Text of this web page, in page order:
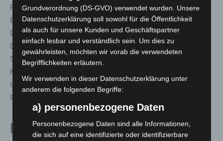
Rahmen des Projekts UPPER sowie durch das
Bundesministerium für Verkehr im Programm
Digitalisierung kommunaler Verkehrssysteme gefördert.
Die App wurde bereits mit Testpersonen erprobt. Zum
Start kann es vereinzelt noch zu kleineren technischen
Fehlern kommen. Die Projektleitenden Calla Wilhelm und
Ulf Mattern bitten Nutzerinnen und Nutzer daher um
Rückmeldungen, um das Angebot weiter zu optimieren.
Informationen für Fahrgäste
Grundverordnung (DS-GVO) verwendet wurden. Unsere
Datenschutzerklärung soll sowohl für die Öffentlichkeit
als auch für unsere Kunden und Geschäftspartner
einfach lesbar und verständlich sein. Um dies zu
gewährleisten, möchten wir vorab die verwendeten
Begrifflichkeiten erläutern.
Wir verwenden in dieser Datenschutzerklärung unter
anderem die folgenden Begriffe:
a) personenbezogene Daten
Personenbezogene Daten sind alle Informationen,
die sich auf eine identifizierte oder identifizierbare